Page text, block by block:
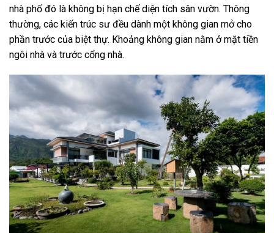
nhà phố đó là không bị hạn chế diện tích sân vườn. Thông
thường, các kiến trúc sư đều dành một không gian mở cho
phần trước của biệt thự. Khoảng không gian nằm ở mặt tiền
ngôi nhà và trước cổng nhà.